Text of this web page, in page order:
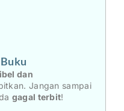
dan
Jangan sampai
gagal terbit!